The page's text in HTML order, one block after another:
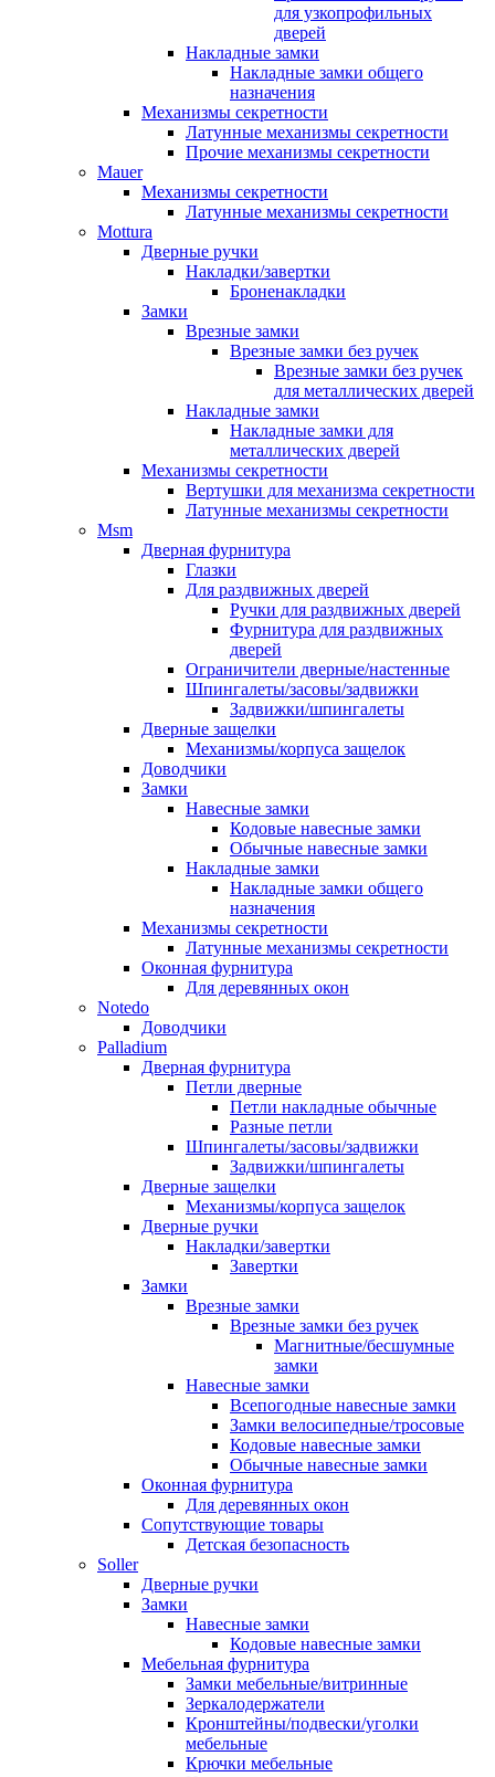
для узкопрофильных
дверей
Накладные замки
Накладные замки общего
назначения
Механизмы секретности
Латунные механизмы секретности
Прочие механизмы секретности
Mauer
Механизмы секретности
Латунные механизмы секретности
Mottura
Дверные ручки
Накладки/завертки
Броненакладки
Замки
Врезные замки
Врезные замки без ручек
Врезные замки без ручек
для металлических дверей
Накладные замки
Накладные замки для
металлических дверей
Механизмы секретности
Вертушки для механизма секретности
Латунные механизмы секретности
Msm
Дверная фурнитура
Глазки
Для раздвижных дверей
Ручки для раздвижных дверей
Фурнитура для раздвижных
дверей
Ограничители дверные/настенные
Шпингалеты/засовы/задвижки
Задвижки/шпингалеты
Дверные защелки
Механизмы/корпуса защелок
Доводчики
Замки
Навесные замки
Кодовые навесные замки
Обычные навесные замки
Накладные замки
Накладные замки общего
назначения
Механизмы секретности
Латунные механизмы секретности
Оконная фурнитура
Для деревянных окон
Notedo
Доводчики
Palladium
Дверная фурнитура
Петли дверные
Петли накладные обычные
Разные петли
Шпингалеты/засовы/задвижки
Задвижки/шпингалеты
Дверные защелки
Механизмы/корпуса защелок
Дверные ручки
Накладки/завертки
Завертки
Замки
Врезные замки
Врезные замки без ручек
Магнитные/бесшумные
замки
Навесные замки
Всепогодные навесные замки
Замки велосипедные/тросовые
Кодовые навесные замки
Обычные навесные замки
Оконная фурнитура
Для деревянных окон
Сопутствующие товары
Детская безопасность
Soller
Дверные ручки
Замки
Навесные замки
Кодовые навесные замки
Мебельная фурнитура
Замки мебельные/витринные
Зеркалодержатели
Кронштейны/подвески/уголки
мебельные
Крючки мебельные